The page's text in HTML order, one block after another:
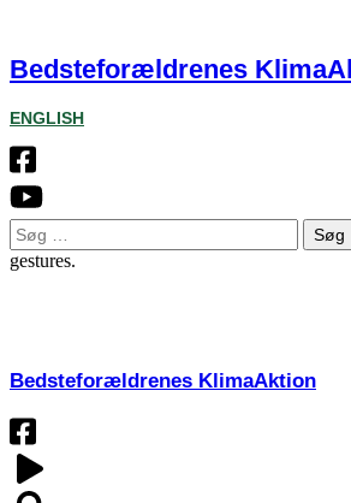
Bedsteforældrenes
ENGLISH
Søg
efter:
gestures.
Bedsteforældrenes KlimaAktion​